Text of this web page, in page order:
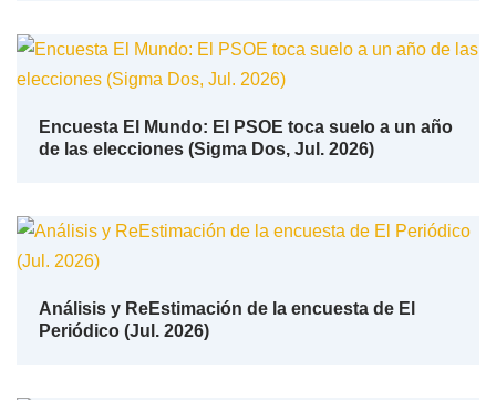
Encuesta El Mundo: El PSOE toca suelo a un año
de las elecciones (Sigma Dos, Jul. 2026)
Análisis y ReEstimación de la encuesta de El
Periódico (Jul. 2026)